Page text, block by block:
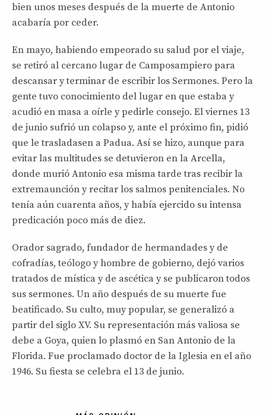
bien unos meses después de la muerte de Antonio
acabaría por ceder.
En mayo, habiendo empeorado su salud por el viaje,
se retiró al cercano lugar de Camposampiero para
descansar y terminar de escribir los Sermones. Pero la
gente tuvo conocimiento del lugar en que estaba y
acudió en masa a oírle y pedirle consejo. El viernes 13
de junio sufrió un colapso y, ante el próximo fin, pidió
que le trasladasen a Padua. Así se hizo, aunque para
evitar las multitudes se detuvieron en la Arcella,
donde murió Antonio esa misma tarde tras recibir la
extremaunción y recitar los salmos penitenciales. No
tenía aún cuarenta años, y había ejercido su intensa
predicación poco más de diez.
Orador sagrado, fundador de hermandades y de
cofradías, teólogo y hombre de gobierno, dejó varios
tratados de mística y de ascética y se publicaron todos
sus sermones. Un año después de su muerte fue
beatificado. Su culto, muy popular, se generalizó a
partir del siglo XV. Su representación más valiosa se
debe a Goya, quien lo plasmó en San Antonio de la
Florida. Fue proclamado doctor de la Iglesia en el año
1946. Su fiesta se celebra el 13 de junio.